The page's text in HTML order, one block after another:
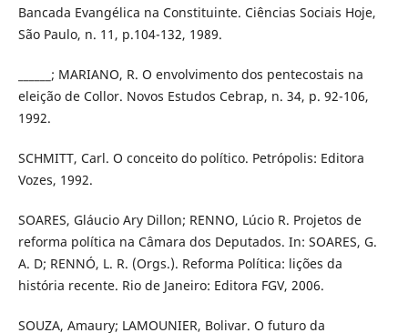
Bancada Evangélica na Constituinte. Ciências Sociais Hoje,
São Paulo, n. 11, p.104-132, 1989.
______; MARIANO, R. O envolvimento dos pentecostais na
eleição de Collor. Novos Estudos Cebrap, n. 34, p. 92-106,
1992.
SCHMITT, Carl. O conceito do político. Petrópolis: Editora
Vozes, 1992.
SOARES, Gláucio Ary Dillon; RENNO, Lúcio R. Projetos de
reforma política na Câmara dos Deputados. In: SOARES, G.
A. D; RENNÓ, L. R. (Orgs.). Reforma Política: lições da
história recente. Rio de Janeiro: Editora FGV, 2006.
SOUZA, Amaury; LAMOUNIER, Bolivar. O futuro da